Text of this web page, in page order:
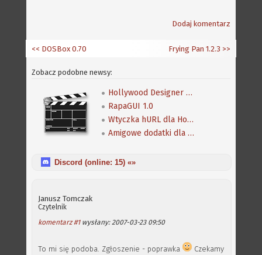
Dodaj komentarz
Frying Pan 1.2.3 >>
<< DOSBox 0.70
Zobacz podobne newsy:
Hollywood Designer 5.0
RapaGUI 1.0
Wtyczka hURL dla Hollywood 8.0
Amigowe dodatki dla Hollywood 8.0
Discord (online: 15) «»
Janusz Tomczak
Czytelnik
komentarz #1wysłany: 2007-03-23 09:50
To mi się podoba. Zgłoszenie - poprawka Czekamy